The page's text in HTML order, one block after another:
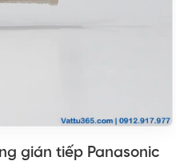
gián tiếp Panasonic